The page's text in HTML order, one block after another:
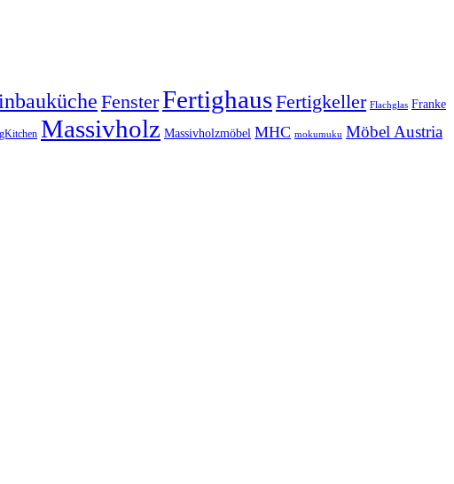
FensterFertighausFertigkeller Flachglas Franke
Massivholz Massivholzmöbel MHC mokumuku Möbel Austria